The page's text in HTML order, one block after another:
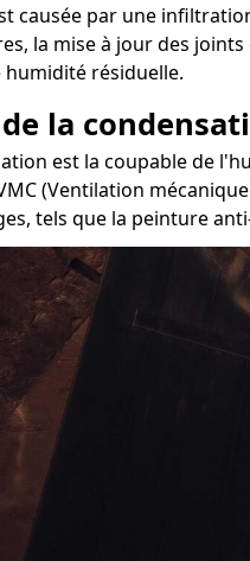
causée par une
la mise à jour des
résiduelle.
la
est la coupable de
(Ventilation
tels que la peinture